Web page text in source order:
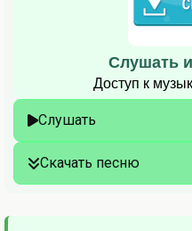
Слушать
Доступ к
Слушать
Скачать песню